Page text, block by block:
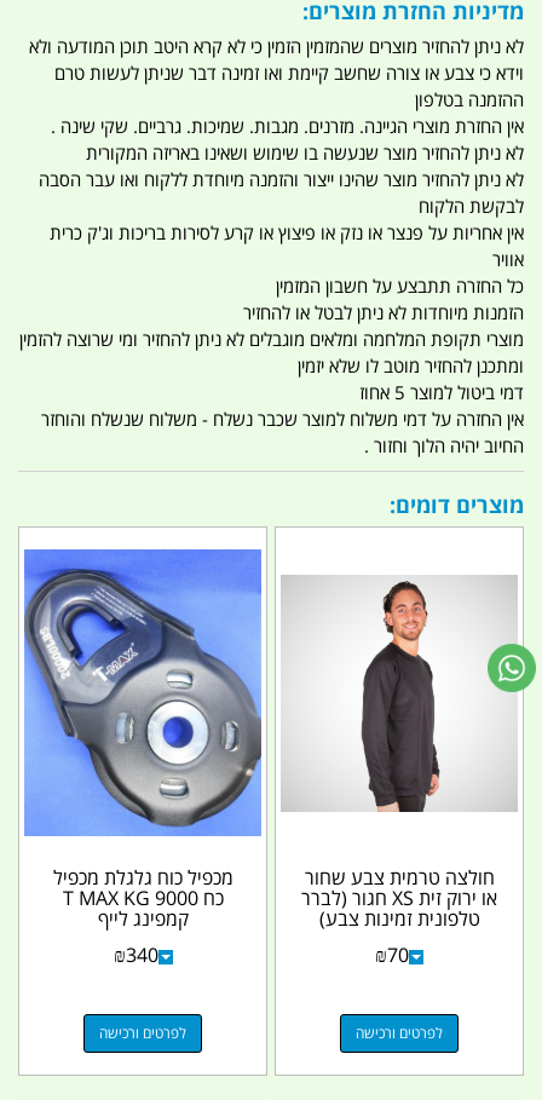
מדיניות החזרת מוצרים:
לא ניתן להחזיר מוצרים שהמזמין הזמין כי לא קרא היטב תוכן המודעה ולא
וידא כי צבע או צורה שחשב קיימת ואו זמינה דבר שניתן לעשות טרם
ההזמנה בטלפון
אין החזרת מוצרי הגיינה. מזרנים. מגבות. שמיכות. גרביים. שקי שינה .
לא ניתן להחזיר מוצר שנעשה בו שימוש ושאינו באריזה המקורית
לא ניתן להחזיר מוצר שהינו ייצור והזמנה מיוחדת ללקוח ואו עבר הסבה
לבקשת הלקוח
אין אחריות על פנצר או נזק או פיצוץ או קרע לסירות בריכות וג'ק כרית
אוויר
כל החזרה תתבצע על חשבון המזמין
הזמנות מיוחדות לא ניתן לבטל או להחזיר
מוצרי תקופת המלחמה ומלאים מוגבלים לא ניתן להחזיר ומי שרוצה להזמין
ומתכנן להחזיר מוטב לו שלא יזמין
דמי ביטול למוצר 5 אחוז
אין החזרה על דמי משלוח למוצר שכבר נשלח - משלוח שנשלח והוחזר
החיוב יהיה הלוך וחזור .
מוצרים דומים:
חולצה טרמית צבע שחור
או ירוק זית XS חגור (לברר
טלפונית זמינות צבע)
₪70
לפרטים ורכישה
מכפיל כוח גלגלת מכפיל
כח T MAX KG 9000
קמפינג לייף
₪340
לפרטים ורכישה